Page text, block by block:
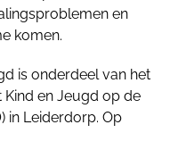
en
komen.
is onderdeel van het
en Jeugd op de
in Leiderdorp. Op